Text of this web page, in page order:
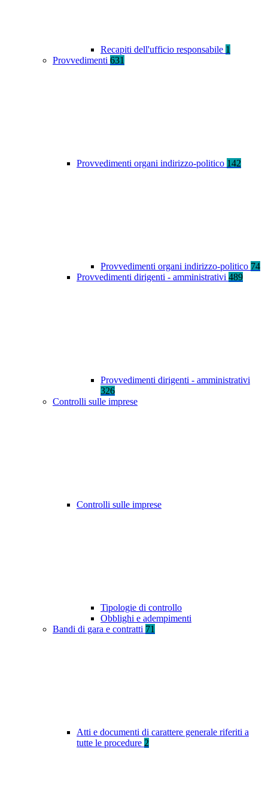
Recapiti dell'ufficio responsabile 1
Provvedimenti 631
Provvedimenti organi indirizzo-politico 142
Provvedimenti organi indirizzo-politico 74
Provvedimenti dirigenti - amministrativi 489
Provvedimenti dirigenti - amministrativi
326
Controlli sulle imprese
Controlli sulle imprese
Tipologie di controllo
Obblighi e adempimenti
Bandi di gara e contratti 71
Atti e documenti di carattere generale riferiti a
tutte le procedure 2